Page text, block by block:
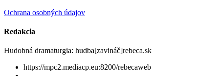
Ochrana osobných údajov
Redakcia
Hudobná dramaturgia: hudba[zavináč]rebeca.sk
https://mpc2.mediacp.eu:8200/rebecaweb